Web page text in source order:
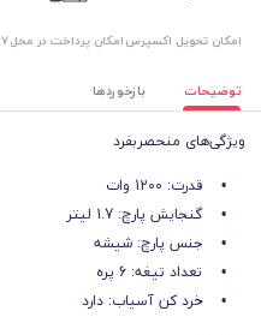
اﻣﮑﺎن ﺗﺤﻮﯾﻞ اﮐﺴﭙﺮسامکان پرداخت در محل۷ روز ﻫﻔﺘﻪ، ۲۴ ﺳﺎﻋﺘﻪ
توضیحات بازخوردها
ویژگی‌های منحصربفرد
• قدرت: 1200 وات
• گنجایش پارچ: 1.7 لیتر
• جنس پارچ: شیشه
• تعداد تیغه: 6 پره
• خرد کن آسیاب: دارد